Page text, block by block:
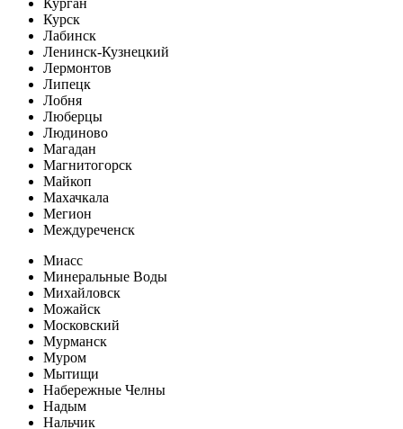
Курск
Лабинск
Ленинск-Кузнецкий
Лермонтов
Липецк
Лобня
Люберцы
Людиново
Магадан
Магнитогорск
Майкоп
Махачкала
Мегион
Междуреченск
Миасс
Минеральные Воды
Михайловск
Можайск
Московский
Мурманск
Муром
Мытищи
Набережные Челны
Надым
Нальчик